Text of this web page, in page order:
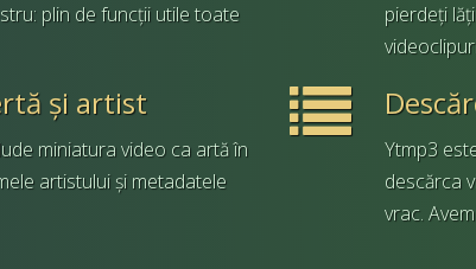
plin de funcții utile toate
pierdeți
și artist
miniatura video ca artă în
artistului și metadatele
Ytmp3
descărca
vrac.